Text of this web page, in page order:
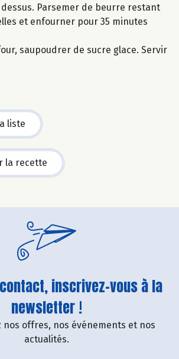
Parsemer de beurre restant
et enfourner pour 35 minutes
saupoudrer de sucre glace. Servir
liste
la recette
inscrivez-vous à la
newsletter !
nos offres, nos événements et nos
actualités.